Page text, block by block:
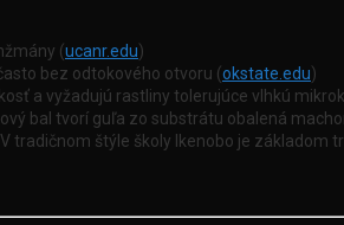
(ucanr.edu)
bez odtokového otvoru (okstate.edu)
a vyžadujú rastliny tolerujúce vlhkú
bal tvorí guľa zo substrátu obalená
tradičnom štýle školy Ikenobo je